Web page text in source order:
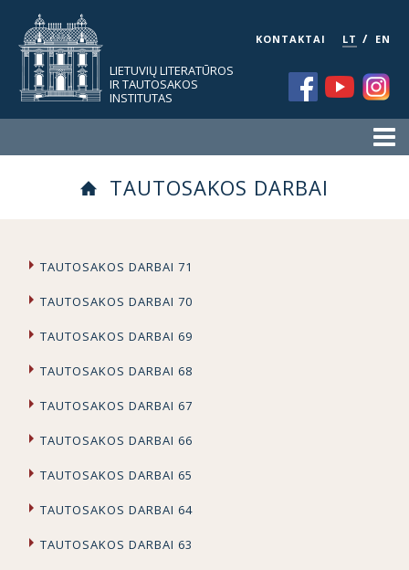
LIETUVIŲ LITERATŪROS
IR TAUTOSAKOS
INSTITUTAS
KONTAKTAI LT / EN
TAUTOSAKOS DARBAI
TAUTOSAKOS DARBAI 71
TAUTOSAKOS DARBAI 70
TAUTOSAKOS DARBAI 69
TAUTOSAKOS DARBAI 68
TAUTOSAKOS DARBAI 67
TAUTOSAKOS DARBAI 66
TAUTOSAKOS DARBAI 65
TAUTOSAKOS DARBAI 64
TAUTOSAKOS DARBAI 63